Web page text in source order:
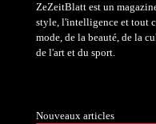
ZeZeitBlatt est un
style, l'intelligence et tout
mode, de la beauté, de la
de l'art et du sport.
Nouveaux articles